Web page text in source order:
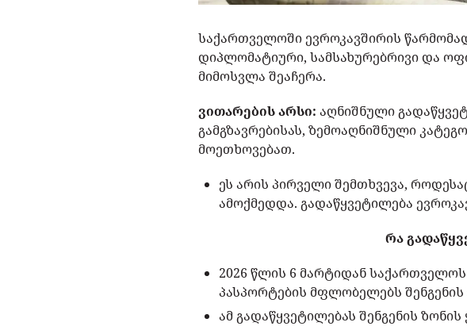
საქართველოში ევროკავშირის
დიპლომატიური, სამსახურებრივი და
მიმოსვლა შეაჩერა.
ვითარების არსი: აღნიშნული
გამგზავრებისას, ზემოაღნიშნული
მოეთხოვებათ.
ეს არის პირველი შემთხვევა,
ამოქმედდა. გადაწყვეტილება
რა
2026 წლის 6 მარტიდან
პასპორტების მფლობელებს
ამ გადაწყვეტილებას შენგენის